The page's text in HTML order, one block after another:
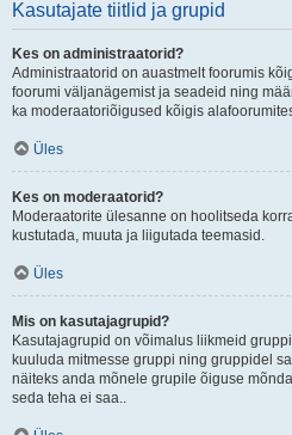
Kasutajate tiitlid ja grupid
Kes on administraatorid?
Administraatorid on auastmelt foorumis
foorumi väljanägemist ja seadeid ning
ka moderaatoriõigused kõigis
Üles
Kes on moderaatorid?
Moderaatorite ülesanne on hoolitseda
kustutada, muuta ja liigutada teemasid.
Üles
Mis on kasutajagrupid?
Kasutajagrupid on võimalus liikmeid
kuuluda mitmesse gruppi ning gruppidel
näiteks anda mõnele grupile õiguse
seda teha ei saa..